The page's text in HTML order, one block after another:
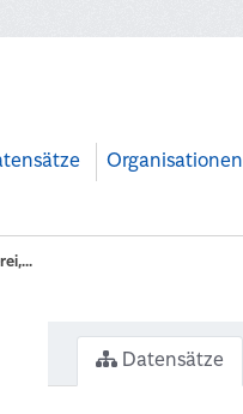
Organisationen
Datensätze